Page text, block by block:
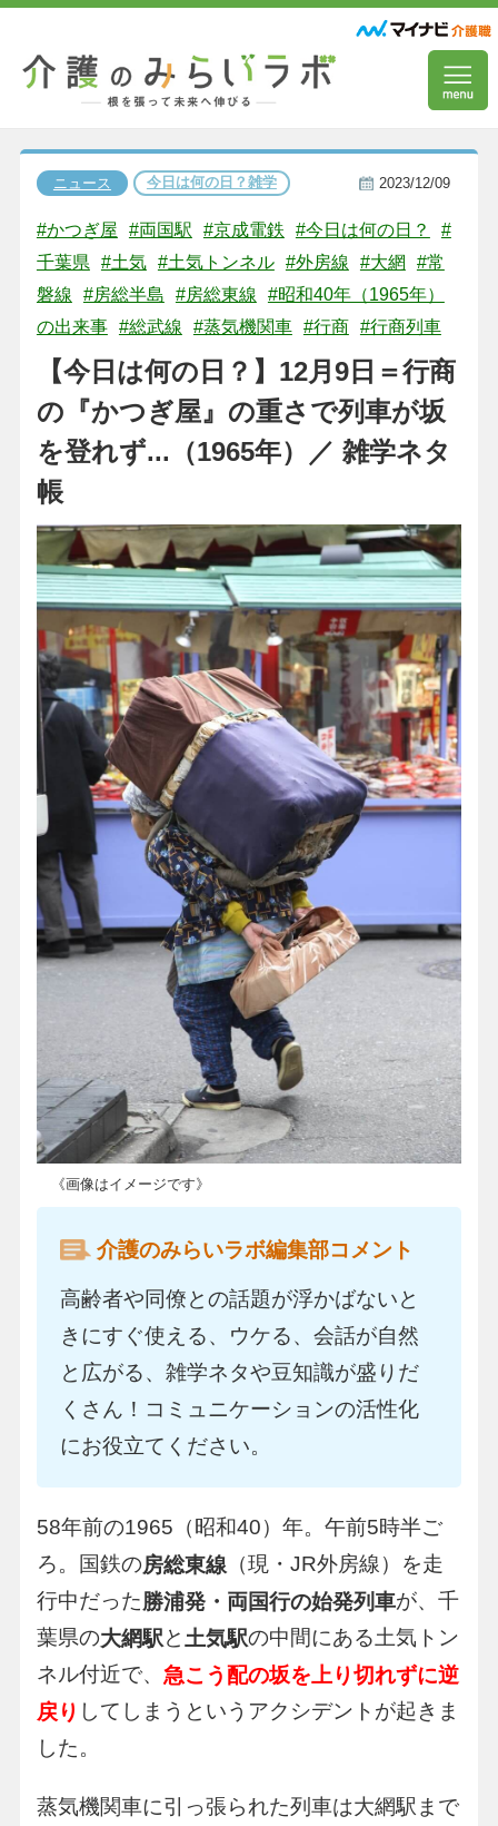
ニュース 今日は何の日？雑学 2023/12/09
#かつぎ屋 #両国駅 #京成電鉄 #今日は何の日？
#
千葉県
#土気 #土気トンネル #外房線 #大網
#常
磐線
#房総半島 #房総東線
#昭和40年（1965年）
の出来事 #総武線 #蒸気機関車 #行商 #行商列車
【今日は何の日？】12月9日＝行商
の『かつぎ屋』の重さで列車が坂
を登れず...（1965年）／ 雑学ネタ
帳
《画像はイメージです》
介護のみらいラボ編集部コメント
高齢者や同僚との話題が浮かばないと
きにすぐ使える、ウケる、会話が自然
と広がる、雑学ネタや豆知識が盛りだ
くさん！コミュニケーションの活性化
にお役立てください。
58年前の1965（昭和40）年。午前5時半ご
ろ。国鉄の房総東線 （現・JR外房線）を走
行中だった勝浦発・両国行の始発列車が、千
葉県の大網駅と土気駅の中間にある土気トン
ネル付近で、 急こう配の坂を上り切れずに逆
戻り してしまうというアクシデントが起きま
した。
蒸気機関車に引っ張られた列車は大網駅まで